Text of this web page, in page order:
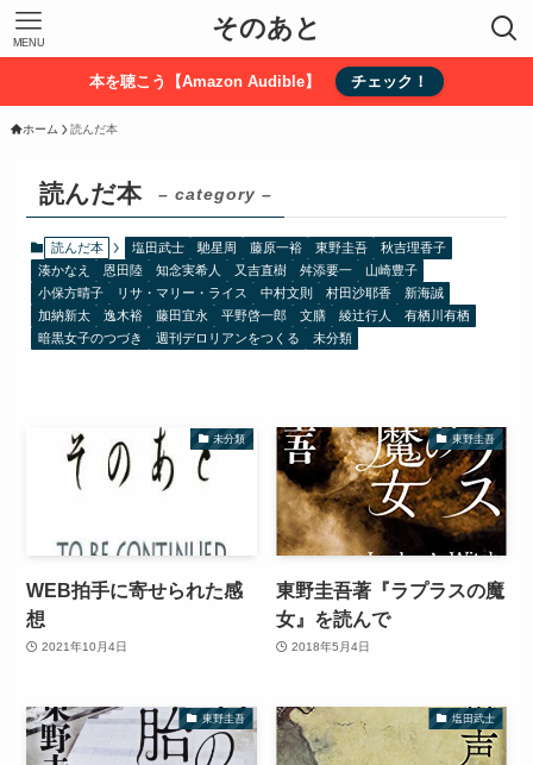
そのあと
MENU
本を聴こう【Amazon Audible】 チェック！
ホーム 読んだ本
読んだ本 – category –
読んだ本 塩田武士 馳星周 藤原一裕 東野圭吾
秋吉理香子
湊かなえ
恩田陸 知念実希人 又吉直樹 舛添要一
山崎豊子
小保方晴子
リサ・マリー・ライス 中村文則 村田沙耶香
新海誠
加納新太
逸木裕 藤田宜永 平野啓一郎 文膳
綾辻行人 有栖川有栖
暗黒女子のつづき
週刊デロリアンをつくる 未分類
未分類
WEB拍手に寄せられた感
想
2021年10月4日
東野圭吾
東野圭吾著『ラプラスの魔
女』を読んで
2018年5月4日
東野圭吾 塩田武士